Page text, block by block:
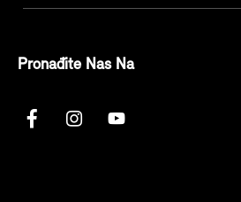
Pronađite Nas Na